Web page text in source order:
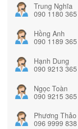
Trung Nghĩa
090 1180 365
Hồng Anh
090 1189 365
Hạnh Dung
090 9213 365
Ngọc Toàn
090 9215 365
Phương Thảo
096 9999 838